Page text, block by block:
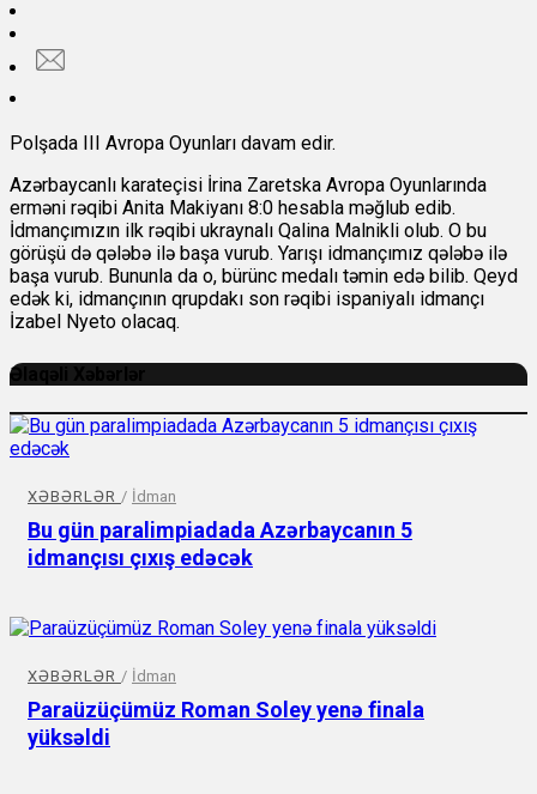
Polşada III Avropa Oyunları davam edir.
Azərbaycanlı karateçisi İrina Zaretska Avropa Oyunlarında
erməni rəqibi Anita Makiyanı 8:0 hesabla məğlub edib.
İdmançımızın ilk rəqibi ukraynalı Qalina Malnikli olub. O bu
görüşü də qələbə ilə başa vurub. Yarışı idmançımız qələbə ilə
başa vurub. Bununla da o, bürünc medalı təmin edə bilib. Qeyd
edək ki, idmançının qrupdakı son rəqibi ispaniyalı idmançı
İzabel Nyeto olacaq.
Əlaqəli Xəbərlər
XƏBƏRLƏR / İdman
Bu gün paralimpiadada Azərbaycanın 5
idmançısı çıxış edəcək
XƏBƏRLƏR / İdman
Paraüzüçümüz Roman Soley yenə finala
yüksəldi